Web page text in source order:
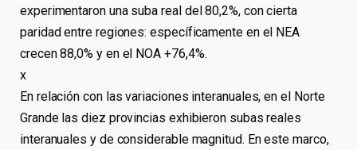
experimentaron una suba real del 80,2%, con cierta
paridad entre regiones: específicamente en el NEA
crecen 88,0% y en el NOA +76,4%.
x
En relación con las variaciones interanuales, en el Norte
Grande las diez provincias exhibieron subas reales
interanuales y de considerable magnitud. En este marco,